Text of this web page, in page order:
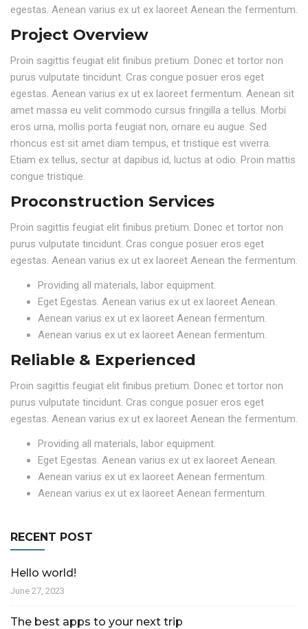
egestas. Aenean varius ex ut ex laoreet Aenean the fermentum.
Project Overview
Proin sagittis feugiat elit finibus pretium. Donec et tortor non
purus vulputate tincidunt. Cras congue posuer eros eget
egestas. Aenean varius ex ut ex laoreet fermentum. Aenean sit
amet massa eu velit commodo cursus fringilla a tellus. Morbi
eros urna, mollis porta feugiat non, ornare eu augue. Sed
rhoncus est sit amet diam tempus, et tristique est viverra.
Etiam ex tellus, sectur at dapibus id, luctus at odio. Proin mattis
congue tristique.
Proconstruction Services
Proin sagittis feugiat elit finibus pretium. Donec et tortor non
purus vulputate tincidunt. Cras congue posuer eros eget
egestas. Aenean varius ex ut ex laoreet Aenean the fermentum.
Providing all materials, labor equipment.
Eget Egestas. Aenean varius ex ut ex laoreet Aenean.
Aenean varius ex ut ex laoreet Aenean fermentum.
Aenean varius ex ut ex laoreet Aenean fermentum.
Reliable & Experienced
Proin sagittis feugiat elit finibus pretium. Donec et tortor non
purus vulputate tincidunt. Cras congue posuer eros eget
egestas. Aenean varius ex ut ex laoreet Aenean the fermentum.
Providing all materials, labor equipment.
Eget Egestas. Aenean varius ex ut ex laoreet Aenean.
Aenean varius ex ut ex laoreet Aenean fermentum.
Aenean varius ex ut ex laoreet Aenean fermentum.
RECENT POST
Hello world!
June 27, 2023
The best apps to your next trip